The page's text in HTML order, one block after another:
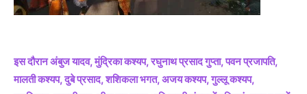
इस दौरान अंबुज यादव, मुंद्रिका कश्यप, रघुनाथ प्रसाद गुप्ता, पवन प्रजापति,
मालती कश्यप, दुबे प्रसाद, शशिकला भगत, अजय कश्यप, गुल्लू कश्यप,